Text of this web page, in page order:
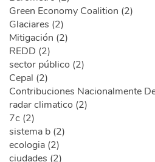
Green Economy Coalition (2)
Glaciares (2)
Mitigación (2)
REDD (2)
sector público (2)
Cepal (2)
Contribuciones Nacionalmente
radar climatico (2)
7c (2)
sistema b (2)
ecologia (2)
ciudades (2)